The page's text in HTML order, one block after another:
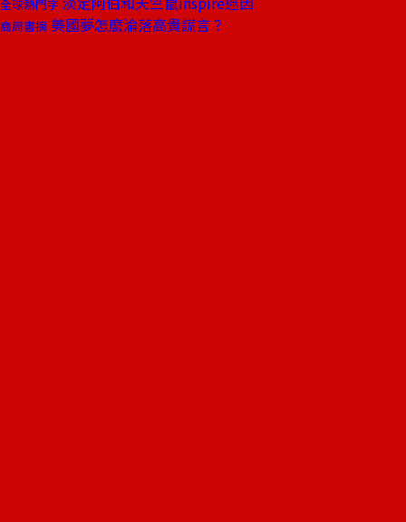
全球熱門字
商周書摘 美國夢怎麼淪落高貴謊言？